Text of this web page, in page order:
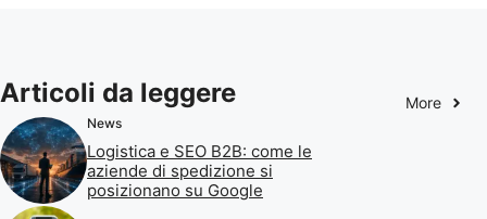
Articoli da leggere More
News
Logistica e SEO B2B: come le
aziende di spedizione si
posizionano su Google